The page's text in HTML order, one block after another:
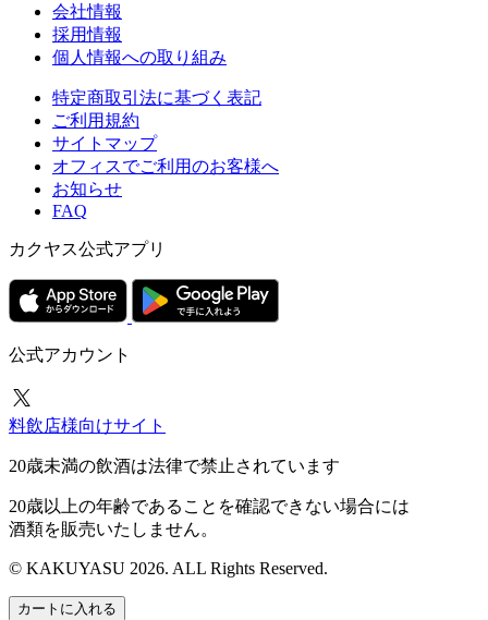
会社情報
採用情報
個人情報への取り組み
特定商取引法に基づく表記
ご利用規約
サイトマップ
オフィスでご利用のお客様へ
お知らせ
FAQ
カクヤス公式アプリ
公式アカウント
料飲店様向けサイト
20歳未満の飲酒は法律で禁止されています
20歳以上の年齢であることを確認できない場合には
酒類を販売いたしません。
© KAKUYASU 2026. ALL Rights Reserved.
カートに入れる